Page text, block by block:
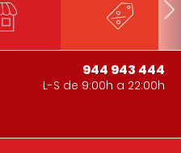
944 943 444
L-S de 9:00h a 22:00h